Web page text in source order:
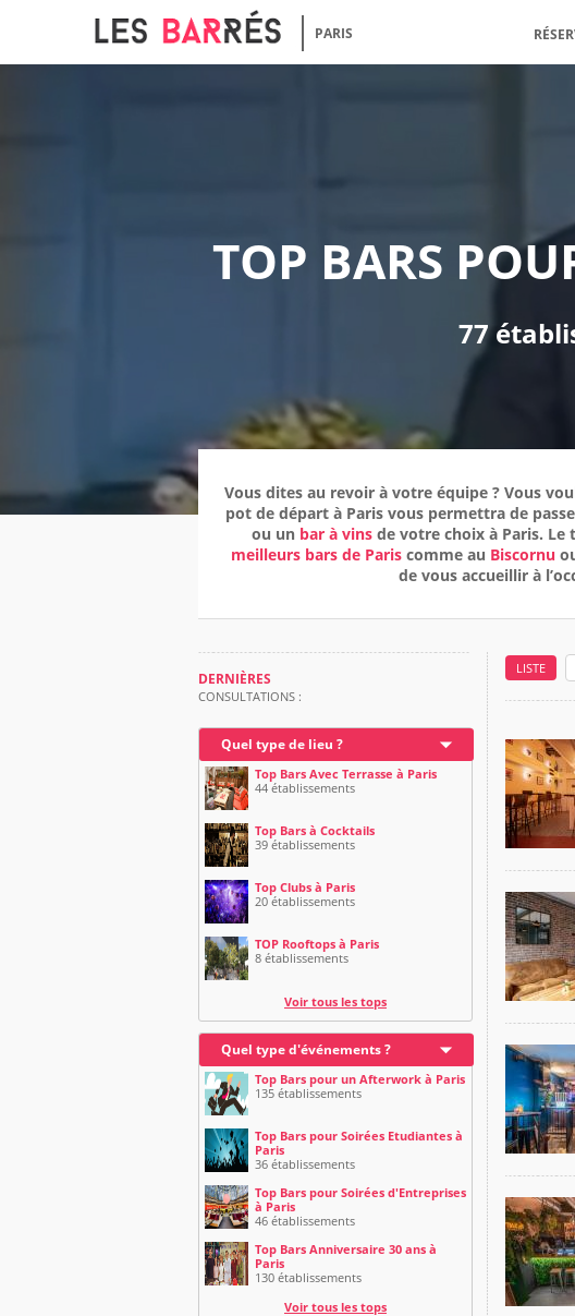
PARIS
TOP BARS
77
Vous dites au revoir à votre équipe ? Vous
pot de départ à Paris vous permettra de
ou un bar à vinsde votre choix à Paris. Le
meilleurs bars de Paris comme au Biscornu
de vous accueillir à
DERNIÈRES
CONSULTATIONS :
Quel type de lieu ?
Top Bars Avec Terrasse à Paris
44 établissements
Top Bars à Cocktails
39 établissements
Top Clubs à Paris
20 établissements
TOP Rooftops à Paris
8 établissements
Voir tous les tops
Quel type d'événements ?
Top Bars pour un Afterwork à Paris
135 établissements
Top Bars pour Soirées Etudiantes à
Paris
36 établissements
Top Bars pour Soirées d'Entreprises
à Paris
46 établissements
Top Bars Anniversaire 30 ans à
Paris
130 établissements
Voir tous les tops
LISTE